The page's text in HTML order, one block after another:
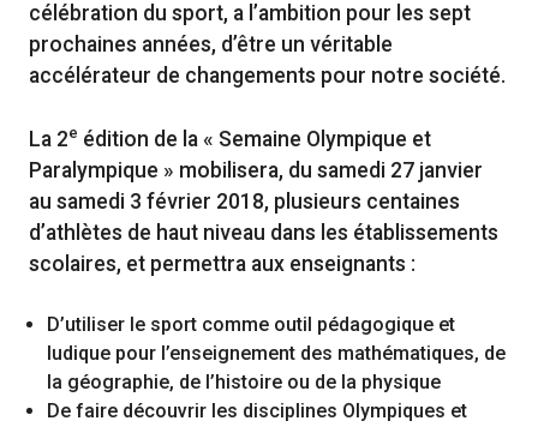
célébration du sport, a l’ambition pour les sept
prochaines années, d’être un véritable
accélérateur de changements pour notre société.
La 2e édition de la « Semaine Olympique et
Paralympique » mobilisera, du samedi 27 janvier
au samedi 3 février 2018, plusieurs centaines
d’athlètes de haut niveau dans les établissements
scolaires, et permettra aux enseignants :
D’utiliser le sport comme outil pédagogique et
ludique pour l’enseignement des mathématiques, de
la géographie, de l’histoire ou de la physique
De faire découvrir les disciplines Olympiques et